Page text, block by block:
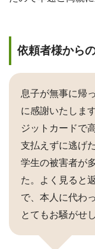
依頼者様から
息子が無事に帰
に感謝いたしま
ジットカードで
支払えずに逃げ
学生の被害者が
た。よく見ると
で、本人に代わ
とてもお騒がせ